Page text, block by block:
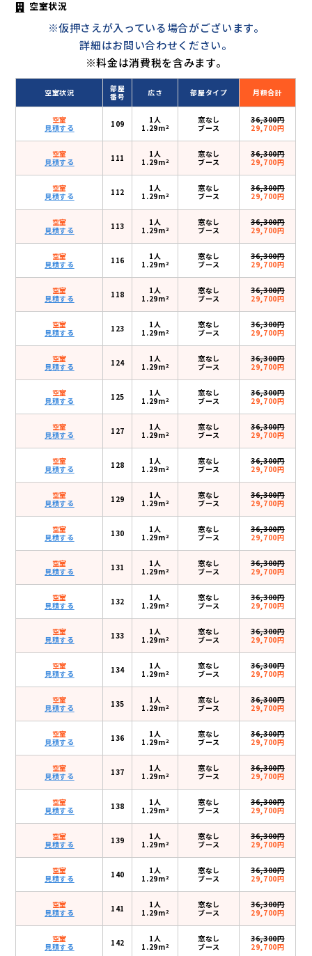
空室状況
※仮押さえが入っている場合がございます。
詳細はお問い合わせください。
※料金は消費税を含みます。
空室状況
部屋
番号
広さ 部屋タイプ 月額合計
空室
見積する
109
1人
1.29m2
窓なし
ブース
36,300円
29,700円
空室
見積する
111
1人
1.29m2
窓なし
ブース
36,300円
29,700円
空室
見積する
112
1人
1.29m2
窓なし
ブース
36,300円
29,700円
空室
見積する
113
1人
1.29m2
窓なし
ブース
36,300円
29,700円
空室
見積する
116
1人
1.29m2
窓なし
ブース
36,300円
29,700円
空室
見積する
118
1人
1.29m2
窓なし
ブース
36,300円
29,700円
空室
見積する
123
1人
1.29m2
窓なし
ブース
36,300円
29,700円
空室
見積する
124
1人
1.29m2
窓なし
ブース
36,300円
29,700円
空室
見積する
125
1人
1.29m2
窓なし
ブース
36,300円
29,700円
空室
見積する
127
1人
1.29m2
窓なし
ブース
36,300円
29,700円
空室
見積する
128
1人
1.29m2
窓なし
ブース
36,300円
29,700円
空室
見積する
129
1人
1.29m2
窓なし
ブース
36,300円
29,700円
空室
見積する
130
1人
1.29m2
窓なし
ブース
36,300円
29,700円
空室
見積する
131
1人
1.29m2
窓なし
ブース
36,300円
29,700円
空室
見積する
132
1人
1.29m2
窓なし
ブース
36,300円
29,700円
空室
見積する
133
1人
1.29m2
窓なし
ブース
36,300円
29,700円
空室
見積する
134
1人
1.29m2
窓なし
ブース
36,300円
29,700円
空室
見積する
135
1人
1.29m2
窓なし
ブース
36,300円
29,700円
空室
見積する
136
1人
1.29m2
窓なし
ブース
36,300円
29,700円
空室
見積する
137
1人
1.29m2
窓なし
ブース
36,300円
29,700円
空室
見積する
138
1人
1.29m2
窓なし
ブース
36,300円
29,700円
空室
見積する
139
1人
1.29m2
窓なし
ブース
36,300円
29,700円
空室
見積する
140
1人
1.29m2
窓なし
ブース
36,300円
29,700円
空室
見積する
141
1人
1.29m2
窓なし
ブース
36,300円
29,700円
空室
見積する
142
1人
1.29m2
窓なし
ブース
36,300円
29,700円